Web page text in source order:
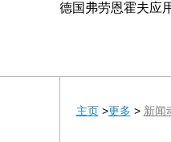
德国弗劳恩霍夫应
主页>更多 > 新闻